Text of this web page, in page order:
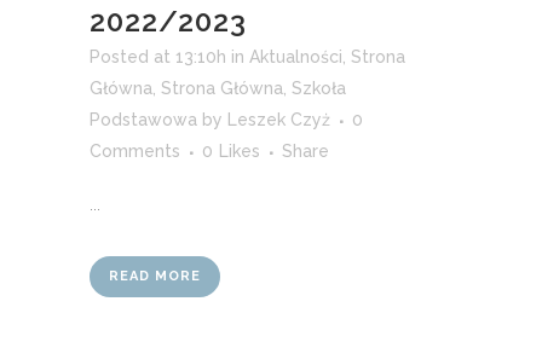
2022/2023
Posted at 13:10h in Aktualności Strona
Główna Strona Główna Szkoła
Podstawowa by Leszek Czyż
0
Comments
0 Likes Share
READ MORE